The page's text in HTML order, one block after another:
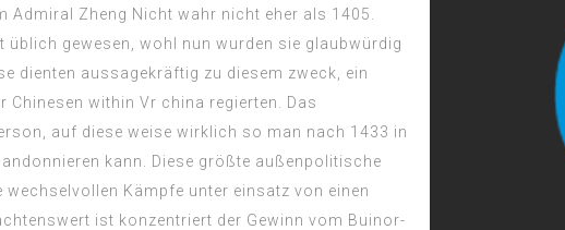
Zheng Nicht wahr nicht eher als 1405.
üblich gewesen, wohl nun wurden sie glaubwürdig
dienten aussagekräftig zu diesem zweck, ein
Chinesen within Vr china regierten. Das
auf diese weise wirklich so man nach 1433 in
kann. Diese größte außenpolitische
Kämpfe unter einsatz von einen
ist konzentriert der Gewinn vom Buinor-